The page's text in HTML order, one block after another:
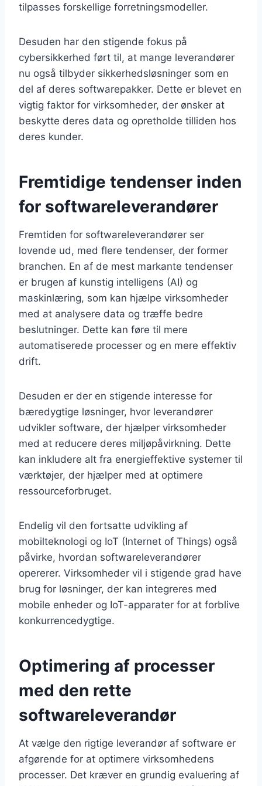
tilpasses forskellige forretningsmodeller.
Desuden har den stigende fokus på
cybersikkerhed ført til, at mange leverandører
nu også tilbyder sikkerhedsløsninger som en
del af deres softwarepakker. Dette er blevet en
vigtig faktor for virksomheder, der ønsker at
beskytte deres data og opretholde tilliden hos
deres kunder.
Fremtidige tendenser inden
for softwareleverandører
Fremtiden for softwareleverandører ser
lovende ud, med flere tendenser, der former
branchen. En af de mest markante tendenser
er brugen af kunstig intelligens (AI) og
maskinlæring, som kan hjælpe virksomheder
med at analysere data og træffe bedre
beslutninger. Dette kan føre til mere
automatiserede processer og en mere effektiv
drift.
Desuden er der en stigende interesse for
bæredygtige løsninger, hvor leverandører
udvikler software, der hjælper virksomheder
med at reducere deres miljøpåvirkning. Dette
kan inkludere alt fra energieffektive systemer til
værktøjer, der hjælper med at optimere
ressourceforbruget.
Endelig vil den fortsatte udvikling af
mobilteknologi og IoT (Internet of Things) også
påvirke, hvordan softwareleverandører
opererer. Virksomheder vil i stigende grad have
brug for løsninger, der kan integreres med
mobile enheder og IoT-apparater for at forblive
konkurrencedygtige.
Optimering af processer
med den rette
softwareleverandør
At vælge den rigtige leverandør af software er
afgørende for at optimere virksomhedens
processer. Det kræver en grundig evaluering af